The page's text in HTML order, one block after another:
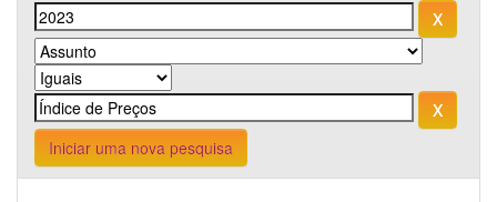
Iniciar uma nova pesquisa